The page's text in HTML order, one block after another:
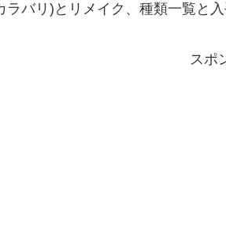
ラバリ)とリメイク、種類一覧と入
スポ